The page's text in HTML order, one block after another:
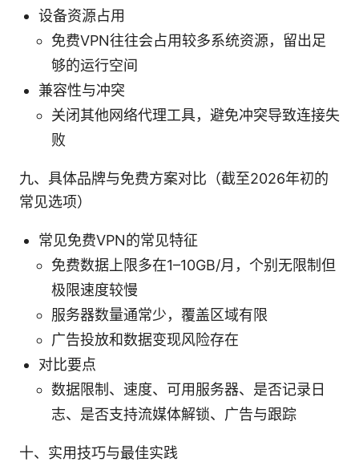
设备资源占用
免费VPN往往会占用较多系统资源，留出足
够的运行空间
兼容性与冲突
关闭其他网络代理工具，避免冲突导致连接失
败
九、具体品牌与免费方案对比（截至2026年初的
常见选项）
常见免费VPN的常见特征
免费数据上限多在1–10GB/月，个别无限制但
极限速度较慢
服务器数量通常少，覆盖区域有限
广告投放和数据变现风险存在
对比要点
数据限制、速度、可用服务器、是否记录日
志、是否支持流媒体解锁、广告与跟踪
十、实用技巧与最佳实践